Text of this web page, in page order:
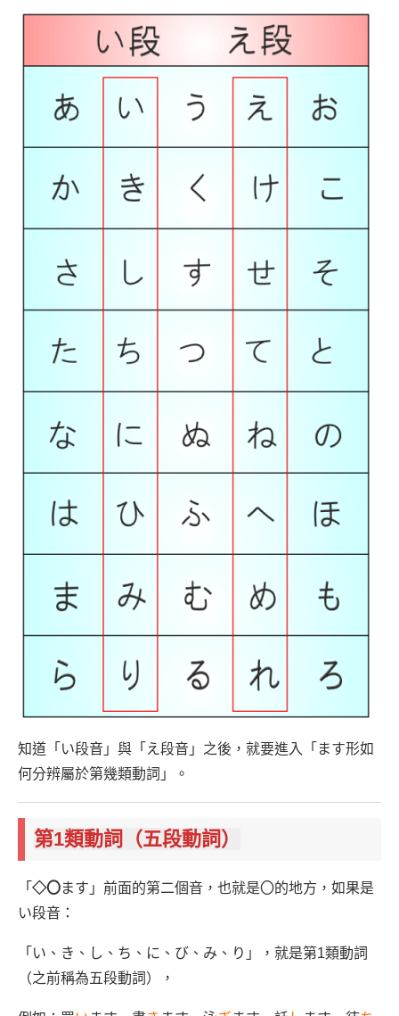
知道「い段音」與「え段音」之後，就要進入「ます形如
何分辨屬於第幾類動詞」。
第1類動詞（五段動詞）
「 ◇〇ます」前面的第二個音，也就是〇的地方，如果是
い段音：
「い、き、し、ち、に、び、み、り」，就是第1類動詞
（之前稱為五段動詞），